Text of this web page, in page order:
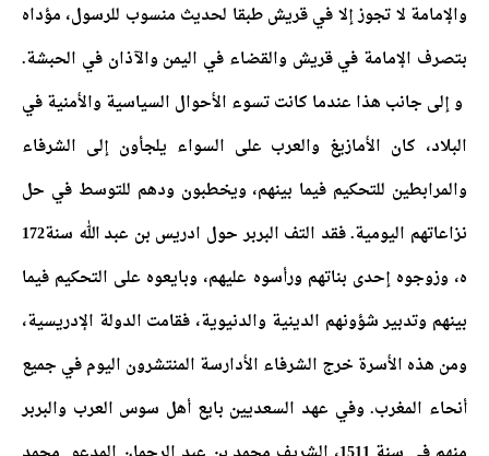
والإمامة لا تجوز إلا في قريش طبقا لحديث منسوب للرسول، مؤداه
بتصرف الإمامة في قريش والقضاء في اليمن والآذان في الحبشة.
و إلى جانب هذا عندما كانت تسوء الأحوال السياسية والأمنية في
البلاد، كان الأمازيغ والعرب على السواء يلجأون إلى الشرفاء
والمرابطين للتحكيم فيما بينهم، ويخطبون ودهم للتوسط في حل
نزاعاتهم اليومية. فقد التف البربر حول ادريس بن عبد الله سنة172
ه، وزوجوه إحدى بناتهم ورأسوه عليهم، وبايعوه على التحكيم فيما
بينهم وتدبير شؤونهم الدينية والدنيوية، فقامت الدولة الإدريسية،
ومن هذه الأسرة خرج الشرفاء الأدارسة المنتشرون اليوم في جميع
أنحاء المغرب. وفي عهد السعديين بايع أهل سوس العرب والبربر